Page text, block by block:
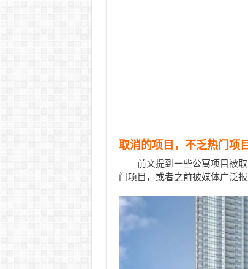
取消的项目，不乏热门项目
前文提到一些公寓项目被
门项目，或者之前被媒体广泛